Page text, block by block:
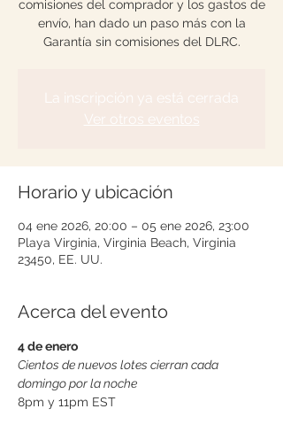
comisiones del comprador y los gastos de
envío, han dado un paso más con la
Garantía sin comisiones del DLRC.
La inscripción ya está cerrada
Ver otros eventos
Horario y ubicación
04 ene 2026, 20:00 – 05 ene 2026, 23:00
Playa Virginia, Virginia Beach, Virginia
23450, EE. UU.
Acerca del evento
4 de enero
Cientos de nuevos lotes cierran cada
domingo por la noche
8pm y 11pm EST